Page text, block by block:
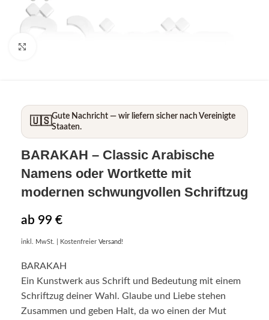
🇺🇸Gute Nachricht — wir liefern sicher nach Vereinigte
Staaten.
BARAKAH – Classic Arabische
Namens oder Wortkette mit
modernen schwungvollen Schriftzug
ab 99 €
inkl. MwSt. | Kostenfreier Versand!
BARAKAH
Ein Kunstwerk aus Schrift und Bedeutung mit einem
Schriftzug deiner Wahl. Glaube und Liebe stehen
Zusammen und geben Halt, da wo einen der Mut